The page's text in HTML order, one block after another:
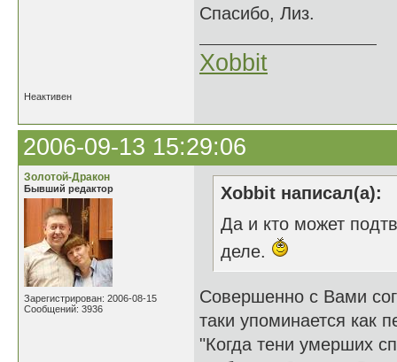
Спасибо, Лиз.
Xobbit
Неактивен
2006-09-13 15:29:06
Золотой-Дракон
Бывший редактор
Зарегистрирован: 2006-08-15
Сообщений: 3936
Xobbit написал(а):
Да и кто может
деле.
Совершенно с Вами
таки упоминается как
"Когда тени умерших